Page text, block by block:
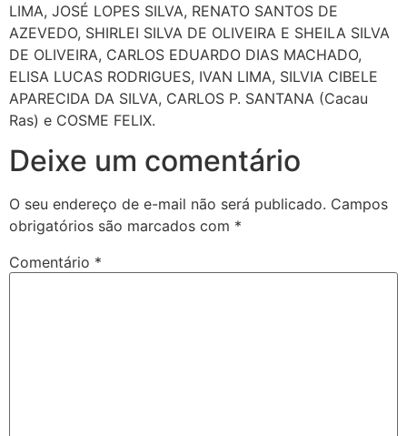
LIMA, JOSÉ LOPES SILVA, RENATO SANTOS DE
AZEVEDO, SHIRLEI SILVA DE OLIVEIRA E SHEILA SILVA
DE OLIVEIRA, CARLOS EDUARDO DIAS MACHADO,
ELISA LUCAS RODRIGUES, IVAN LIMA, SILVIA CIBELE
APARECIDA DA SILVA, CARLOS P. SANTANA (Cacau
Ras) e COSME FELIX.
Deixe um comentário
O seu endereço de e-mail não será publicado. Campos
obrigatórios são marcados com *
Comentário *